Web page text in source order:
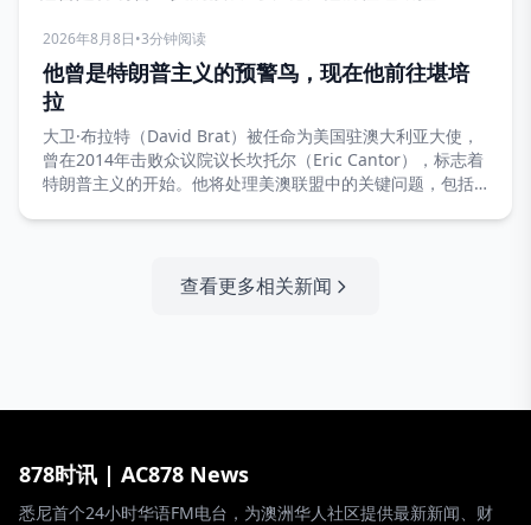
2026年8月8日•3分钟阅读
他曾是特朗普主义的预警鸟，现在他前往堪培
拉
大卫·布拉特（David Brat）被任命为美国驻澳大利亚大使，
曾在2014年击败众议院议长坎托尔（Eric Cantor），标志着
特朗普主义的开始。他将处理美澳联盟中的关键问题，包括
查看更多相关新闻
878时讯 | AC878 News
悉尼首个24小时华语FM电台，为澳洲华人社区提供最新新闻、财